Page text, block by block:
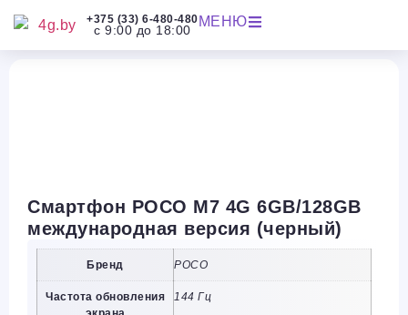
+375 (33) 6-480-480
с 9:00 до 18:00
МЕНЮ
Смартфон POCO M7 4G 6GB/128GB
международная версия (черный)
Бренд POCO
Частота обновления
144 Гц